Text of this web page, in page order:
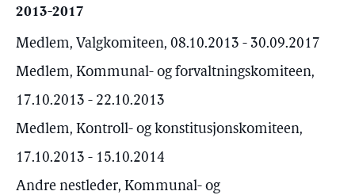
2013-2017
Medlem, Valgkomiteen, 08.10.2013 - 30.09.2017
Medlem, Kommunal- og forvaltningskomiteen,
17.10.2013 - 22.10.2013
Medlem, Kontroll- og konstitusjonskomiteen,
17.10.2013 - 15.10.2014
Andre nestleder, Kommunal- og